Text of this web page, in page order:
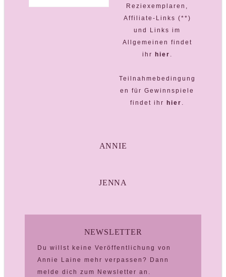
Reziexemplaren,
Affiliate-Links (**)
und Links im
Allgemeinen findet
ihr
hier .
Teilnahmebedingung
en für Gewinnspiele
findet ihr
hier .
ANNIE
JENNA
NEWSLETTER
Du willst keine Veröffentlichung von
Annie Laine mehr verpassen? Dann
melde dich zum Newsletter an.